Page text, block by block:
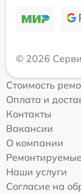
© 2026
Стоимость
Оплата и
Контакты
Вакансии
О компании
Наши услуги
Согласие на